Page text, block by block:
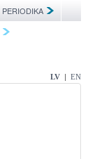
PERIODIKA
LV | EN